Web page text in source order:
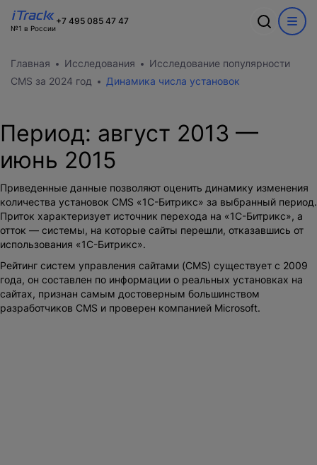
№1 в России
+7 495 085 47 47
Главная Исследования
Исследование популярности
CMS за 2024 год
Динамика числа установок
Период: август 2013 —
июнь 2015
Приведенные данные позволяют оценить динамику изменения
количества установок CMS «1С-Битрикс» за выбранный период.
Приток характеризует источник перехода на «1С-Битрикс», а
отток — системы, на которые сайты перешли, отказавшись от
использования «1С-Битрикс».
Рейтинг систем управления сайтами (CMS) существует с 2009
года, он составлен по информации о реальных установках на
сайтах, признан самым достоверным большинством
разработчиков CMS и проверен компанией Microsoft.
проект?
свяжется с вами
В ближайшее время с вами
свяжется наш лучший менеджер
Ошибка
Произошла ошибка при выполнении запроса. Пожалуйста,
попробуйте снова.
Команда
Акции
WEB
Разработка сайтов на 1С-Битрикс
Техподдержка
Тарифы и цены
Внедрение Битрикс24
Развитие Битрикс24
Статистики для Битрикс24
Тарифы и цены
Корпоративный портал Битрикс24
CRM для отдела продаж
HRM для отдела кадров
ДЕМО CRM Битрикс24
Внедрение КЭДО
Кейсы
CRM
Блог
Контакты